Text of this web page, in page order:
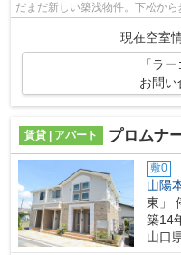
だまだ新しい築浅物件。下松か
現在空室
「ラ
お問い
賃貸 | アパート プロムナ
敷0
山陽
東」
築14
山口